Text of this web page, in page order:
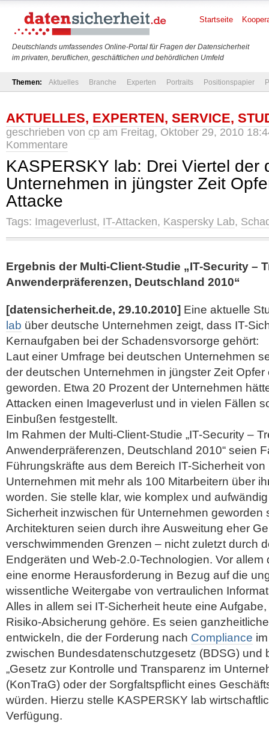
Deutschlands umfassendes Online-Portal für Fragen der Datensicherheit
im privaten, beruflichen, geschäftlichen und behördlichen Umfeld
Startseite
Themen: Aktuelles Branche Experten Portraits Positionspapier
AKTUELLES, EXPERTEN, SERVICE,
geschrieben von cp am Freitag, Oktober 29, 2010
Kommentare
KASPERSKY lab: Drei Viertel der
Unternehmen in jüngster Zeit
Attacke
Tags: Imageverlust, IT-Attacken, Kaspersky Lab,
Ergebnis der Multi-Client-Studie „IT-Security –
Anwenderpräferenzen, Deutschland 2010“
[datensicherheit.de, 29.10.2010] Eine aktuelle
lab über deutsche Unternehmen zeigt, dass IT-
Kernaufgaben bei der Schadensvorsorge gehört:
Laut einer Umfrage bei deutschen Unternehmen
der deutschen Unternehmen in jüngster Zeit Opfer
geworden. Etwa 20 Prozent der Unternehmen
Attacken einen Imageverlust und in vielen Fällen
Einbußen festgestellt.
Im Rahmen der Multi-Client-Studie „IT-Security –
Anwenderpräferenzen, Deutschland 2010“ seien
Führungskräfte aus dem Bereich IT-Sicherheit
Unternehmen mit mehr als 100 Mitarbeitern über
worden. Sie stelle klar, wie komplex und
Sicherheit inzwischen für Unternehmen geworden
Architekturen seien durch ihre Ausweitung eher
verschwimmenden Grenzen – nicht zuletzt durch
Endgeräten und Web-2.0-Technologien. Vor allem
eine enorme Herausforderung in Bezug auf die
wissentliche Weitergabe von vertraulichen
Alles in allem sei IT-Sicherheit heute eine
Risiko-Absicherung gehöre. Es seien
entwickeln, die der Forderung nach Compliance
zwischen Bundesdatenschutzgesetz (BDSG) und
„Gesetz zur Kontrolle und Transparenz im
(KonTraG) oder der Sorgfaltspflicht eines
würden. Hierzu stelle KASPERSKY lab
Verfügung.